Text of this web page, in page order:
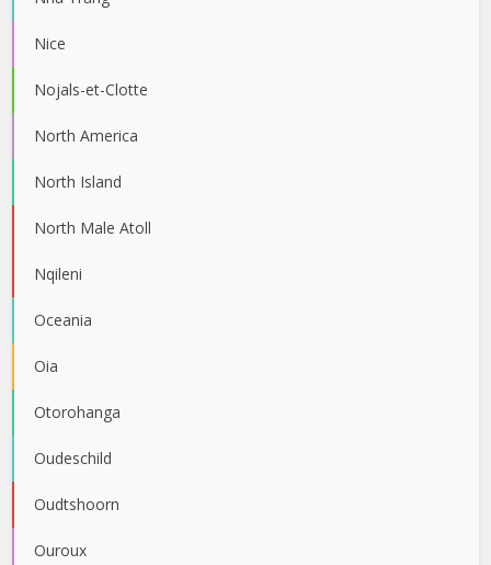
Nice
Nojals-et-Clotte
North America
North Island
North Male Atoll
Nqileni
Oceania
Oia
Otorohanga
Oudeschild
Oudtshoorn
Ouroux